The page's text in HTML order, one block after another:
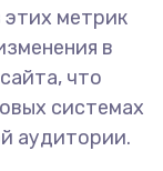
этих метрик
в
что
системах
аудитории.